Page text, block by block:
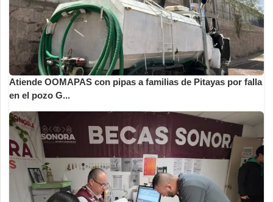
Atiende OOMAPAS con pipas a familias de Pitayas por falla
en el pozo G...